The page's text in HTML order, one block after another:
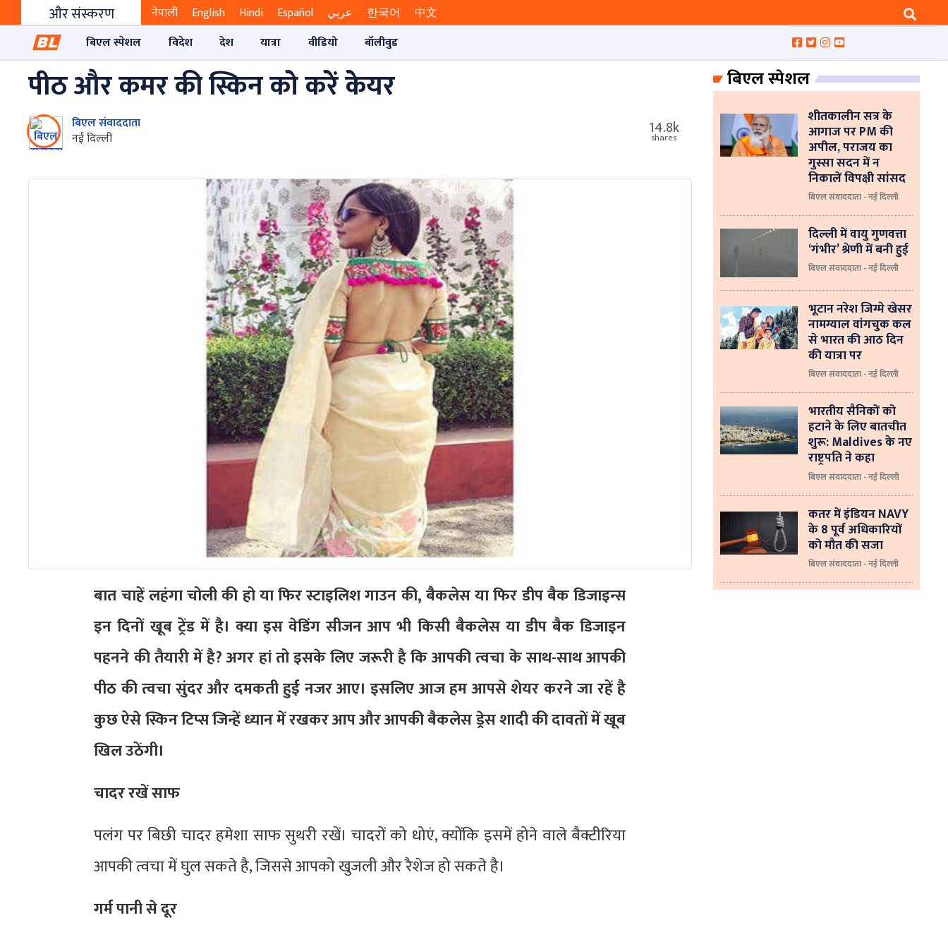
और संस्करण नेपाली English Hindi Español عربي 한국어
中文
बिएल स्पेशल
विदेश देश यात्रा वीडियो बॉलीवुड
पीठ और कमर की स्किन को करें केयर
बिएल संवाददाता
नई दिल्ली
14.8k
shares
बात चाहें लहंगा चोली की हो या फिर स्टाइलिश गाउन की, बैकलेस या फिर डीप बैक डिजाइन्स
इन दिनों खूब ट्रेंड में है। क्या इस वेडिंग सीजन आप भी किसी बैकलेस या डीप बैक डिजाइन
पहनने की तैयारी में है? अगर हां तो इसके लिए जरूरी है कि आपकी त्वचा के साथ-साथ आपकी
पीठ की त्वचा सुंदर और दमकती हुई नजर आए। इसलिए आज हम आपसे शेयर करने जा रहें है
कुछ ऐसे स्किन टिप्स जिन्हें ध्यान में रखकर आप और आपकी बैकलेस ड्रेस शादी की दावतों में खूब
खिल उठेंगी।
चादर रखें साफ
पलंग पर बिछी चादर हमेशा साफ सुथरी रखें। चादरों को धोएं, क्योंकि इसमें होने वाले बैक्टीरिया
आपकी त्वचा में घुल सकते है, जिससे आपको खुजली और रैशेज हो सकते है।
गर्म पानी से दूर
बिएल स्पेशल
शीतकालीन सत्र के
आगाज पर PM की
अपील, पराजय का
गुस्सा सदन में न
निकालें विपक्षी सांसद
बिएल संवाददाता - नई दिल्ली
दिल्ली में वायु गुणवत्ता
‘गंभीर’ श्रेणी में बनी हुई
बिएल संवाददाता - नई दिल्ली
भूटान नरेश जिग्मे खेसर
नामग्याल वांगचुक कल
से भारत की आठ दिन
की यात्रा पर
बिएल संवाददाता - नई दिल्ली
भारतीय सैनिकों को
हटाने के लिए बातचीत
शुरू: Maldives के नए
राष्ट्रपति ने कहा
बिएल संवाददाता - नई दिल्‍ली
कतर में इंडियन NAVY
के 8 पूर्व अधिकारियों
को मौत की सजा
बिएल संवाददाता - नई दिल्ली